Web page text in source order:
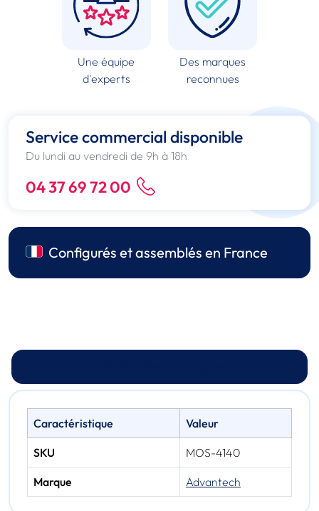
Une équipe
d'experts
Des marques
reconnues
Service commercial disponible
Du lundi au vendredi de 9h à 18h
04 37 69 72 00
Configurés et assemblés en France
Caractéristique Valeur
SKU MOS-4140
Marque Advantech